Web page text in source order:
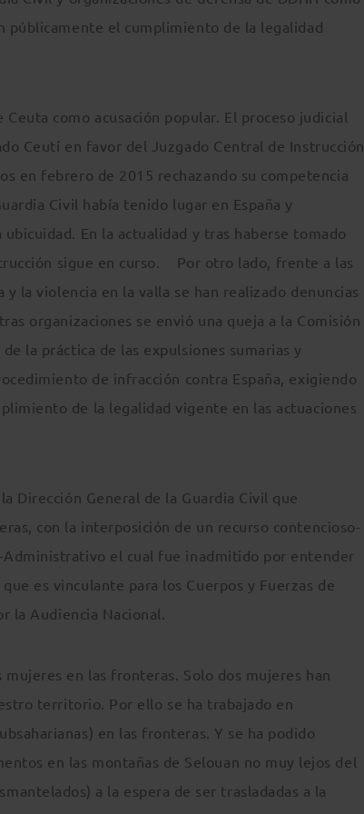
públicamente el cumplimiento de la legalidad
como acusación popular. El proceso judicial
Ceutí en favor del Juzgado Central de Instrucción
en febrero de 2015 rechazando su competencia
Civil había tenido lugar en España y
En la actualidad y tras haberse tomado
sigue en curso. Por otro lado, frente a las
la violencia en la valla se han realizado denuncias
organizaciones se envió una queja a la Comisión
la práctica de las expulsiones sumarias y
de infracción contra España, exigiendo
de la legalidad vigente en las actuaciones
Dirección General de la Guardia Civil que
con la interposición de un recurso contencioso-
el cual fue inadmitido por entender
es vinculante para los Cuerpos y Fuerzas de
la Audiencia Nacional.
en las fronteras. Solo dos mujeres han
territorio. Por ello se ha trabajado en
en las fronteras. Y se ha podido
en las montañas de Selouan no muy lejos del
a la espera de ser trasladadas a la